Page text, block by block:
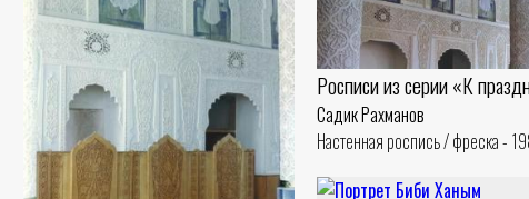
Росписи из серии «К
Садик Рахманов
Настенная роспись / фреска -